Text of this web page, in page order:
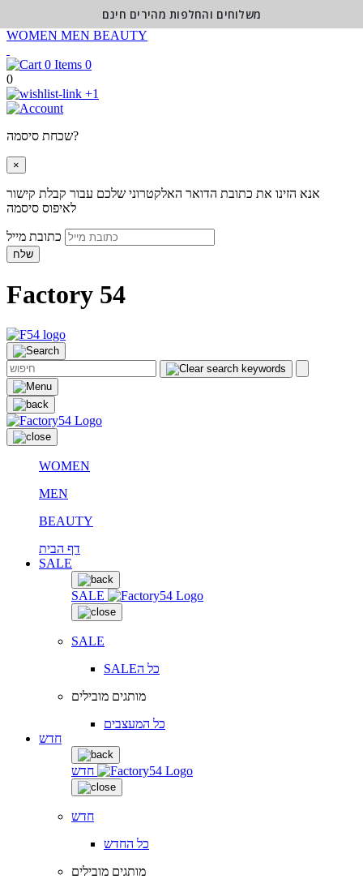
WOMEN MEN BEAUTY
0
0
+1
שכחת סיסמה?
×
אנא הזינו את כתובת הדואר האלקטרוני שלכם עבור קבלת קישור
לאיפוס סיסמה
שלח
Factory 54
WOMEN
MEN
BEAUTY
דף הבית
SALE
SALE
SALE
SALEכל ה
מותגים מובילים
כל המעצבים
חדש
חדש
חדש
כל החדש
מותגים מובילים
משלוחים והחלפות מהירים חינם